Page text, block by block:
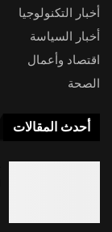
أخبار التكنولوجيا
أخبار السياسة
اقتصاد وأعمال
الصحة
أحدث المقالات